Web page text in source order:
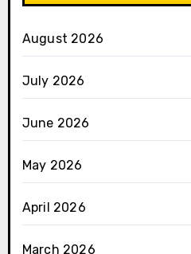
August 2026
July 2026
June 2026
May 2026
April 2026
March 2026